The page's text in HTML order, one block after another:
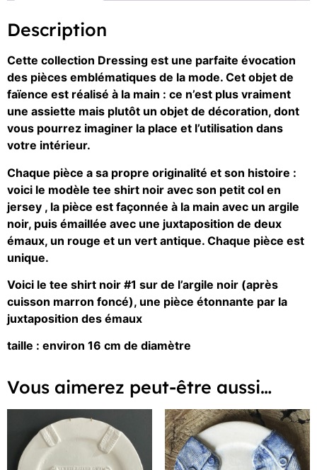
Description
Cette collection Dressing est une parfaite évocation
des pièces emblématiques de la mode. Cet objet de
faïence est réalisé à la main : ce n’est plus vraiment
une assiette mais plutôt un objet de décoration, dont
vous pourrez imaginer la place et l’utilisation dans
votre intérieur.
Chaque pièce a sa propre originalité et son histoire :
voici le modèle tee shirt noir avec son petit col en
jersey , la pièce est façonnée à la main avec un argile
noir, puis émaillée avec une juxtaposition de deux
émaux, un rouge et un vert antique. Chaque pièce est
unique.
Voici le tee shirt noir #1 sur de l’argile noir (après
cuisson marron foncé), une pièce étonnante par la
juxtaposition des émaux
taille : environ 16 cm de diamètre
Vous aimerez peut-être aussi…